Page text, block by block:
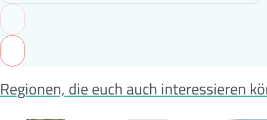
Regionen, die euch auch interessieren